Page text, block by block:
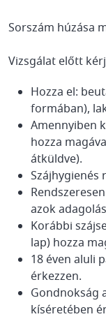
Sorszám húzása
Vizsgálat előtt
Hozza el:
formában),
Amennyiben
hozza
átküldve).
Szájhygienés
azok
Korábbi
lap) hozza
18 éven aluli
érkezzen.
Gondnokság
kíséretében